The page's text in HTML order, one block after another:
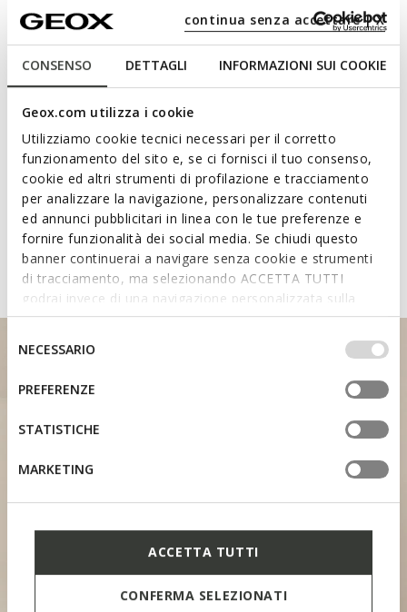
CONSENSO DETTAGLI INFORMAZIONI SUI COOKIE
Geox.com utilizza i cookie
Utilizziamo cookie tecnici necessari per il corretto
funzionamento del sito e, se ci fornisci il tuo consenso,
cookie ed altri strumenti di profilazione e tracciamento
per analizzare la navigazione, personalizzare contenuti
ed annunci pubblicitari in linea con le tue preferenze e
fornire funzionalità dei social media. Se chiudi questo
banner continuerai a navigare senza cookie e strumenti
di tracciamento, ma selezionando ACCETTA TUTTI
godrai invece di una navigazione personalizzata sulla
base dei tuoi gusti ed interessi. Selezionando
IMPOSTAZIONI potrai anche scegliere quali cookies ed
altri strumenti di tracciamento autorizzare. Per maggiori
informazioni o per modificare in qualsiasi momento le
tue impostazioni, visita la nostra
consenso
NECESSARIO
PREFERENZE
STATISTICHE
MARKETING
ACCETTA TUTTI
CONFERMA SELEZIONATI
continua senza accettare | X
Elasticated laces to adjust the fit; Removable insole
Materials
Technologies
Learn about the attributes of
shoes featuring the Fast In
System
CONTOURED TONGUE